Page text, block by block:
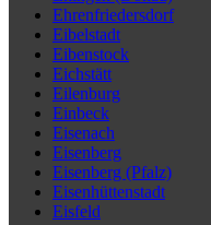
Ehrenfriedersdorf
Eibelstadt
Eibenstock
Eichstätt
Eilenburg
Einbeck
Eisenach
Eisenberg
Eisenberg (Pfalz)
Eisenhüttenstadt
Eisfeld